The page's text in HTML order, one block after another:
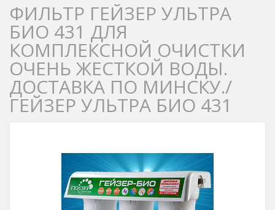
ФИЛЬТР ГЕЙЗЕР УЛЬТРА
БИО 431 ДЛЯ
КОМПЛЕКСНОЙ ОЧИСТКИ
ОЧЕНЬ ЖЕСТКОЙ ВОДЫ.
ДОСТАВКА ПО МИНСКУ./
ГЕЙЗЕР УЛЬТРА БИО 431
Previous